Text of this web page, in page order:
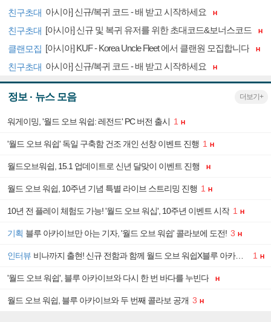
친구초대 아시아] 신규/복귀 코드 - 배 받고 시작하세요 H
친구초대 [아시아] 신규 및 복귀 유저를 위한 초대코드&보너스코드 H
클랜모집 [아시아] KUF - Korea Uncle Fleet 에서 클랜원 모집합니다 H
친구초대 아시아] 신규/복귀 코드 - 배 받고 시작하세요 H
정보 · 뉴스 모음 더보기+
워게이밍, '월드 오브 워쉽: 레전드' PC 버전 출시 1 H
'월드 오브 워쉽' 독일 구축함 건조 개인 선창 이벤트 진행 1 H
월드오브워쉽, 15.1 업데이트로 신년 달맞이 이벤트 진행 H
월드 오브 워쉽, 10주년 기념 특별 라이브 스트리밍 진행 1 H
10년 전 플레이 체험도 가능! '월드 오브 워십', 10주년 이벤트 시작 1 H
기획 블루 아카이브만 아는 기자, '월드 오브 워쉽' 콜라보에 도전! 3 H
인터뷰 비나까지 출현! 신규 전함과 함께 월드 오브 워쉽X블루 아카이브 1 H
'월드 오브 워쉽', 블루 아카이브와 다시 한 번 바다를 누빈다 H
월드 오브 워쉽, 블루 아카이브와 두 번째 콜라보 공개 3 H